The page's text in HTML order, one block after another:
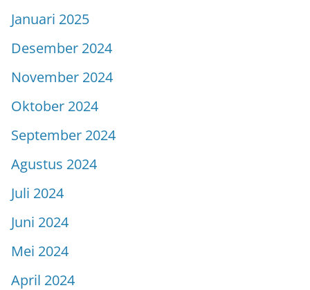
Januari 2025
Desember 2024
November 2024
Oktober 2024
September 2024
Agustus 2024
Juli 2024
Juni 2024
Mei 2024
April 2024